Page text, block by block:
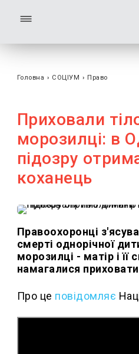
Головна › СОЦІУМ › Право
Приховали
морозилці: в
підозру
коханець
Правоохоронці
смерті однорічної
морозилці - матір і її
намагалися
Про це повідомляє